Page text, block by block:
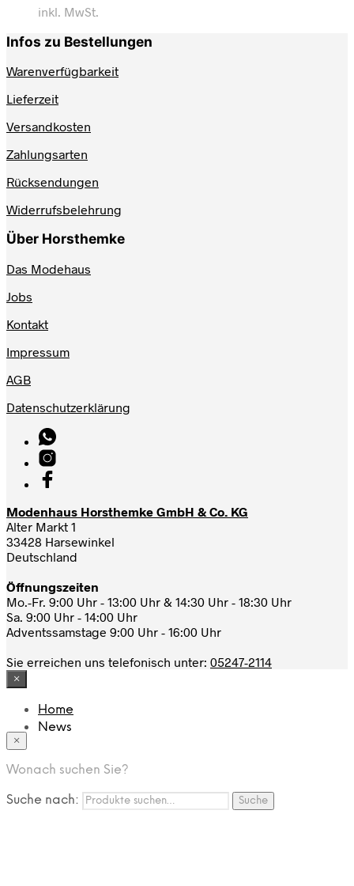
inkl. MwSt.
Infos zu Bestellungen
Warenverfügbarkeit
Lieferzeit
Versandkosten
Zahlungsarten
Rücksendungen
Widerrufsbelehrung
Über Horsthemke
Das Modehaus
Jobs
Kontakt
Impressum
AGB
Datenschutzerklärung
Modenhaus Horsthemke GmbH & Co. KG
Alter Markt 1
33428 Harsewinkel
Deutschland
Öffnungszeiten
Mo.-Fr. 9:00 Uhr - 13:00 Uhr & 14:30 Uhr - 18:30 Uhr
Sa. 9:00 Uhr - 14:00 Uhr
Adventssamstage 9:00 Uhr - 16:00 Uhr
Sie erreichen uns telefonisch unter: 05247-2114
×
Home
News
App
FAQ
Nutzungbedingungen
Marken
×
Wonach suchen Sie?
Suche nach: Suche